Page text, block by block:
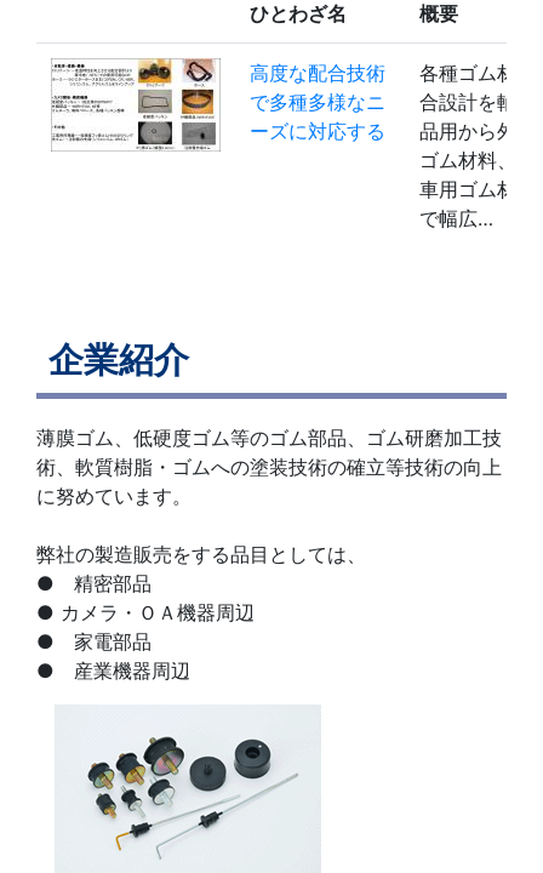
ひとわざ名 概要
高度な配合技術
で多種多様なニ
ーズに対応する
各種ゴム材の
合設計を軸に
品用から外観
ゴム材料、自
車用ゴム材料
で幅広…
企業紹介
薄膜ゴム、低硬度ゴム等のゴム部品、ゴム研磨加工技
術、軟質樹脂・ゴムへの塗装技術の確立等技術の向上
に努めています。
弊社の製造販売をする品目としては、
● 精密部品
● カメラ・ＯＡ機器周辺
● 家電部品
● 産業機器周辺